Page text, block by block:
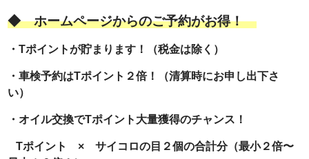
◆ホームページからのご予約がお得！
・Tポイントが貯まります！（税金は除く）
・車検予約はTポイント２倍！
（清算時にお申し出下さ
い）
・オイル交換でTポイント大量獲得のチャンス！
Tポイント × サイコロの目２個の合計分（最小２倍〜